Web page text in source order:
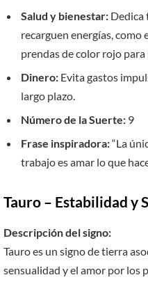
Salud y bienestar: Dedica
recarguen energías, como
prendas de color rojo
Dinero: Evita gastos
largo plazo.
Número de la Suerte: 9
Frase inspiradora:“La
trabajo es amar lo que
Tauro – Estabilidad y
Descripción del signo:
Tauro es un signo de tierra
sensualidad y el amor por los